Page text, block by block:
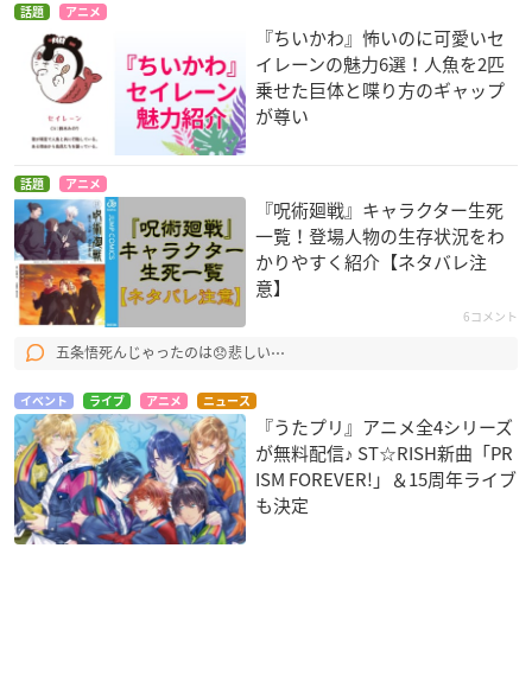
話題 アニメ
『ちいかわ』怖いのに可愛いセ
イレーンの魅力6選！人魚を2匹
乗せた巨体と喋り方のギャップ
が尊い
話題 アニメ
『呪術廻戦』キャラクター生死
一覧！登場人物の生存状況をわ
かりやすく紹介【ネタバレ注
意】
6コメント
五条悟死んじゃったのは😞悲しい⋯
イベント ライブ アニメ ニュース
『うたプリ』アニメ全4シリーズ
が無料配信♪ ST☆RISH新曲「PR
ISM FOREVER!」＆15周年ライブ
も決定